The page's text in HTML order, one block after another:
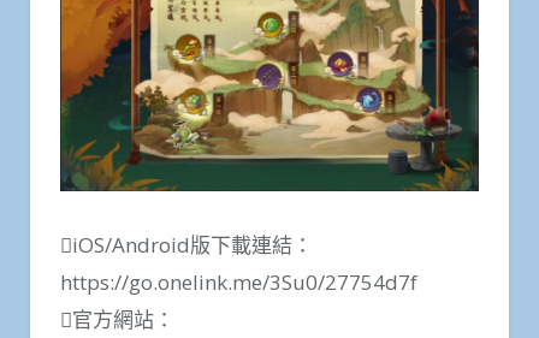
iOS/Android版下載連結：
https://go.onelink.me/3Su0/27754d7f
官方網站：